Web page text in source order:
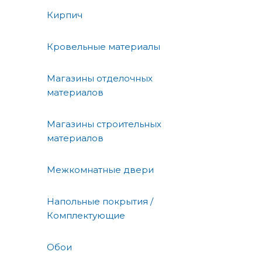
Кирпич
Кровельные материалы
Магазины отделочных
материалов
Магазины строительных
материалов
Межкомнатные двери
Напольные покрытия /
Комплектующие
Обои